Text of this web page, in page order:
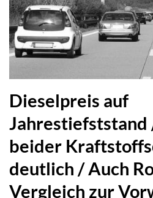
Dieselpreis auf
Jahrestiefststand
beider
deutlich / Auch
Vergleich zur